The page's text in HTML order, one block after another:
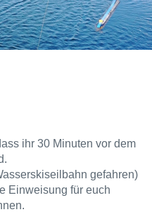
ihr 30 Minuten vor dem
gefahren)
Einweisung für euch